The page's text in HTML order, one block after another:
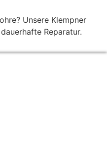
Unsere Klempner
Reparatur.